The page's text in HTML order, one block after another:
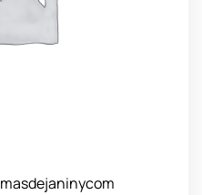
masdejaninycom